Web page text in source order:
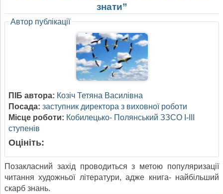
знати”
Автор публікації
ПІБ автора: Козіч Тетяна Василівна
Посада: заступник директора з виховної роботи
Місце роботи: Кобилецько- Полянський ЗЗСО І-ІІІ
ступенів
Оцініть:
Позакласний захід проводиться з метою популяризації
читання художньої літератури, адже книга- найбільший
скарб знань.